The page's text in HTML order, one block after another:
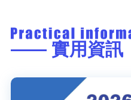
—— 實用資訊